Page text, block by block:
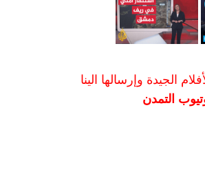
الجيدة وإرسالها الينا
التمدن